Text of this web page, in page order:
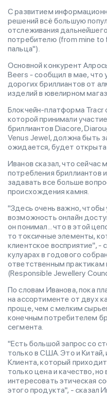
С развитием
решений всё большую
отслеживания
потребителю (from mine to
пальца").
Основной конкурент
Beers - сообщил в мае, что
дорогих бриллиантов от
изделий в ювелирном
Блокчейн-платформа Tracr
которой принимали
бриллиантов Diacore,
Venus Jewel, должна быть
ожидается, будет открыта
Иванов сказал, что сейчас
потребления бриллиантов
задавать все больше
происхождения камня.
"Здесь очень важно, чтобы
возможность онлайн
он понимал... что в этой
то токсичные элементы,
клиентское восприятие", -
кулуарах в годового
ответственным
(Responsible Jewellery
По словам Иванова, пока
на ассортименте от двух
проще, чем с мелким
конечным потребителем
сегмента.
"Есть большой запрос со
только в США. Это и Китай,
Клиента, который
только цена и качество, но
интересовать этическая
этого продукта", - сказал